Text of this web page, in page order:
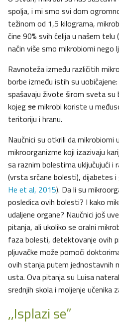
spolja, i mi smo svi dom
težinom od 1,5 kilograma,
čine 90% svih ćelija u našem telu (
način više smo mikrobiomi nego
Ravnoteža između različitih
borbe između istih su
spašavaju živote širom sveta su
kojegsemikrobi koriste u
teritoriju i hranu.
Naučnici su otkrili da mikrobiomi
mikroorganizme koji izazivaju
sa raznim bolestima uključujući i
(vrsta srčane bolesti), dijabetes
He et al, 2015). Da li su
posledica ovih bolesti? I kako
udaljene organe? Naučnici još
pitanja, ali ukoliko se oralni
faza bolesti, detektovanje ovih
pljuvačke može pomoći
ovih stanja putem jednostavnih
usta. Ova pitanja su Luisa
srednjih skola i moljenje učenika
,,Isplazi se”